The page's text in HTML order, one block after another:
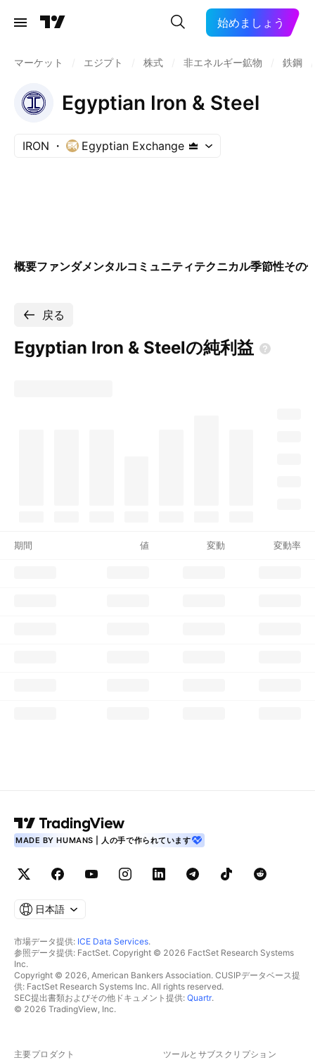
始めましょう
マーケット エジプト 株式 非エネルギー鉱物 鉄鋼
Egyptian Iron & Steel
IRON Egyptian Exchange
概要ファンダメンタルコミュニティテクニカル季節性その
戻る
Egyptian Iron & Steelの純利益
期間 値 変動 変動率
MADE BY HUMANS | 人の手で作られています
日本語
市場データ提供: ICE Data Services.
参照データ提供: FactSet. Copyright © 2026 FactSet Research Systems
Inc.
Copyright © 2026, American Bankers Association. CUSIPデータベース提
供: FactSet Research Systems Inc. All rights reserved.
SEC提出書類およびその他ドキュメント提供: Quartr.
© 2026 TradingView, Inc.
主要プロダクト ツールとサブスクリプション